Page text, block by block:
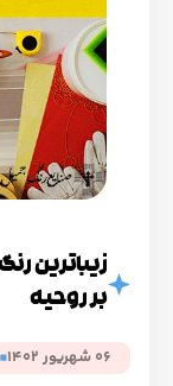
بر روحیه
06 شهریور 1402